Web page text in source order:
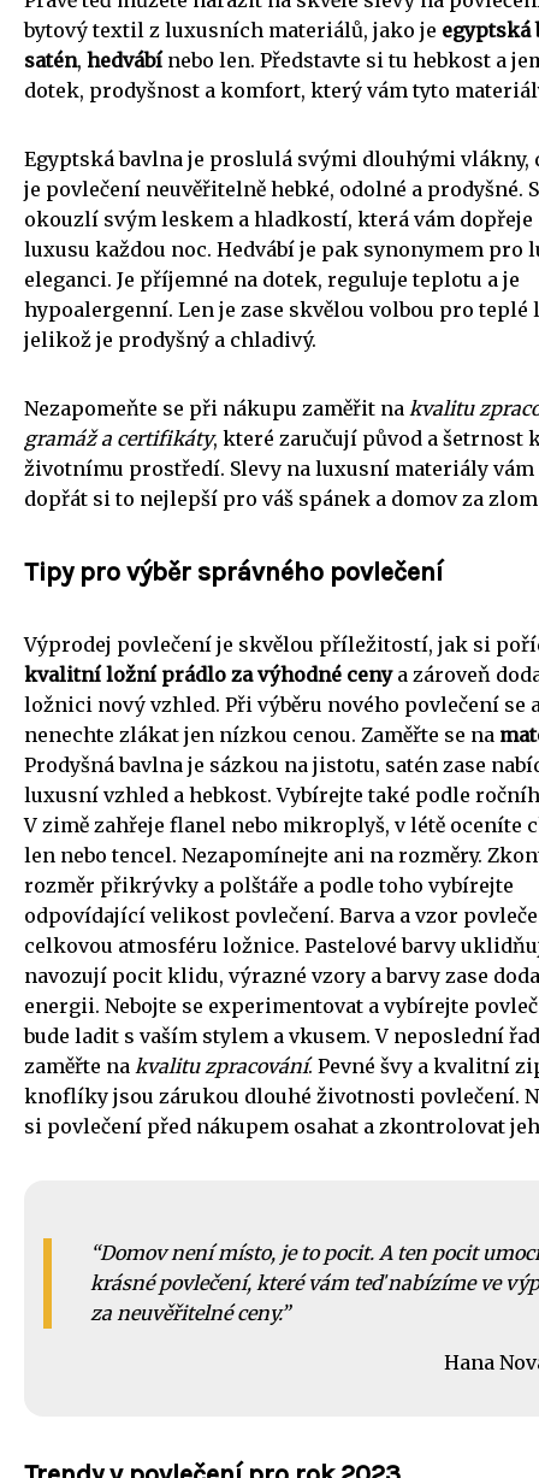
bytový textil z luxusních materiálů, jako je egyptská
satén, hedvábí nebo len. Představte si tu hebkost a
dotek, prodyšnost a komfort, který vám tyto
Egyptská bavlna je proslulá svými dlouhými
je povlečení neuvěřitelně hebké, odolné a prodyšné.
okouzlí svým leskem a hladkostí, která vám
luxusu každou noc. Hedvábí je pak synonymem pro
eleganci. Je příjemné na dotek, reguluje teplotu a je
hypoalergenní. Len je zase skvělou volbou pro teplé
jelikož je prodyšný a chladivý.
Nezapomeňte se při nákupu zaměřit na kvalitu
gramáž a certifikáty, které zaručují původ a šetrnost
životnímu prostředí. Slevy na luxusní materiály
dopřát si to nejlepší pro váš spánek a domov za
Tipy pro výběr správného povlečení
Výprodej povlečení je skvělou příležitostí, jak si
kvalitní ložní prádlo za výhodné cenya zároveň
ložnici nový vzhled. Při výběru nového povlečení se
nenechte zlákat jen nízkou cenou. Zaměřte se na
Prodyšná bavlna je sázkou na jistotu, satén zase
luxusní vzhled a hebkost. Vybírejte také podle
V zimě zahřeje flanel nebo mikroplyš, v létě oceníte
len nebo tencel. Nezapomínejte ani na rozměry.
rozměr přikrývky a polštáře a podle toho vybírejte
odpovídající velikost povlečení. Barva a vzor
celkovou atmosféru ložnice. Pastelové barvy
navozují pocit klidu, výrazné vzory a barvy zase
energii. Nebojte se experimentovat a vybírejte
bude ladit s vaším stylem a vkusem. V neposlední
zaměřte na kvalitu zpracování. Pevné švy a kvalitní
knoflíky jsou zárukou dlouhé životnosti povlečení.
si povlečení před nákupem osahat a zkontrolovat
Domov není místo, je to pocit. A ten pocit
krásné povlečení, které vám teď nabízíme ve
za neuvěřitelné ceny.
Hana